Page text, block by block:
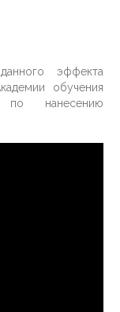
эффекта
обучения
нанесению